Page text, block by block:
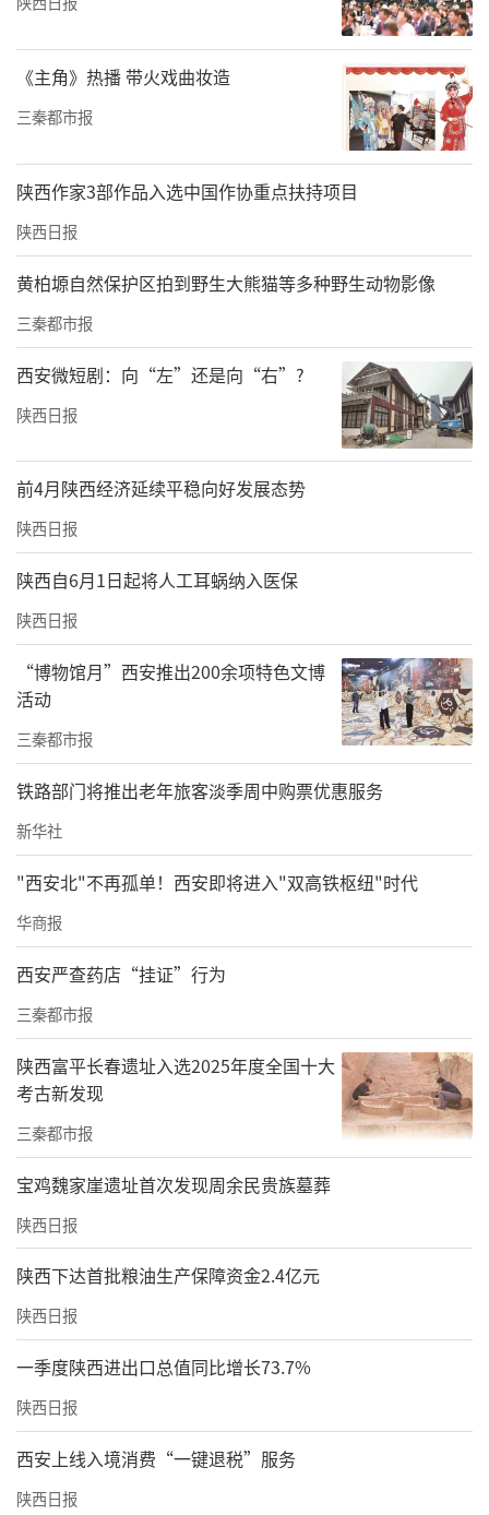
工商银行咸阳分行正在以产品创新为引擎，以
场景深耕为路径，发展“金融+产业+民生”融
合模式，推动普惠金融从“广泛覆盖”向“深
度激活”跃升，既助力养老机构、小微企业及
特色产业稳健发展，又通过科技赋能、服务下
沉实现风险可控与规模增长，不断为区域经济
高质量发展注入强劲动能。
责任编辑：辛晓霞 秦乐
《主角》热播 带火戏曲妆造
三秦都市报
陕西作家3部作品入选中国作协重点扶持项目
陕西日报
黄柏塬自然保护区拍到野生大熊猫等多种野生动物影像
三秦都市报
西安微短剧：向“左”还是向“右”?
陕西日报
前4月陕西经济延续平稳向好发展态势
陕西日报
陕西自6月1日起将人工耳蜗纳入医保
陕西日报
“博物馆月”西安推出200余项特色文博
活动
三秦都市报
铁路部门将推出老年旅客淡季周中购票优惠服务
新华社
"西安北"不再孤单！西安即将进入"双高铁枢纽"时代
华商报
西安严查药店“挂证”行为
三秦都市报
陕西富平长春遗址入选2025年度全国十大
考古新发现
三秦都市报
宝鸡魏家崖遗址首次发现周余民贵族墓葬
陕西日报
陕西下达首批粮油生产保障资金2.4亿元
陕西日报
一季度陕西进出口总值同比增长73.7%
陕西日报
西安上线入境消费“一键退税”服务
陕西日报